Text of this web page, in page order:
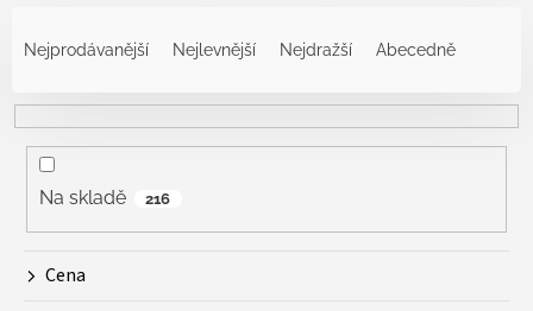
e
n
Nejprodávanější Nejlevnější Nejdražší Abecedně
Na skladě 216
Cena